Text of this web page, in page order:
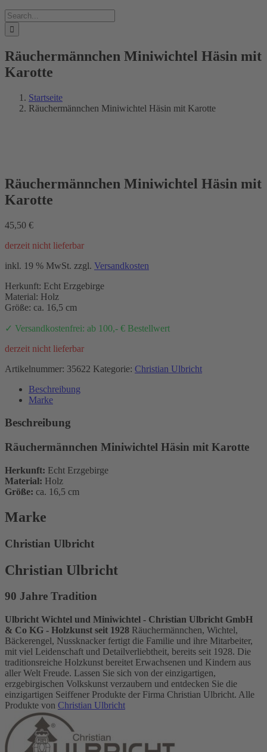
Suche
nach:
Räuchermännchen Miniwichtel Häsin mit
Karotte
Startseite
Räuchermännchen Miniwichtel Häsin mit Karotte
Räuchermännchen Miniwichtel Häsin mit
Karotte
45,50 €
derzeit nicht lieferbar
inkl. 19 % MwSt. zzgl. Versandkosten
Herkunft: Echt Erzgebirge
Material: Holz
Größe: ca. 16,5 cm
✓ Versandkostenfrei: ab 100,- € Bestellwert
derzeit nicht lieferbar
Artikelnummer: 35622 Kategorie: Christian Ulbricht
Beschreibung
Marke
Beschreibung
Räuchermännchen Miniwichtel Häsin mit Karotte
Herkunft: Echt Erzgebirge
Material: Holz
Größe: ca. 16,5 cm
Marke
Christian Ulbricht
Christian Ulbricht
90 Jahre Tradition
Ulbricht Wichtel und Miniwichtel - Christian Ulbricht GmbH
& Co KG - Holzkunst seit 1928 Räuchermännchen, Wichtel,
Bäckerengel, Nussknacker fertigt die Familie und ihre Mitarbeiter,
mit viel Leidenschaft und Detailverliebtheit, bereits seit 1928. Die
traditionsreiche Holzkunst bereitet Erwachsenen und Kindern aus
aller Welt Freude. Lassen Sie sich von der einzigartigen,
erzgebirgischen Volkskunst verzaubern und entdecken Sie die
einzigartigen Seiffener Produkte der Firma Christian Ulbricht. Alle
Produkte von Christian Ulbricht